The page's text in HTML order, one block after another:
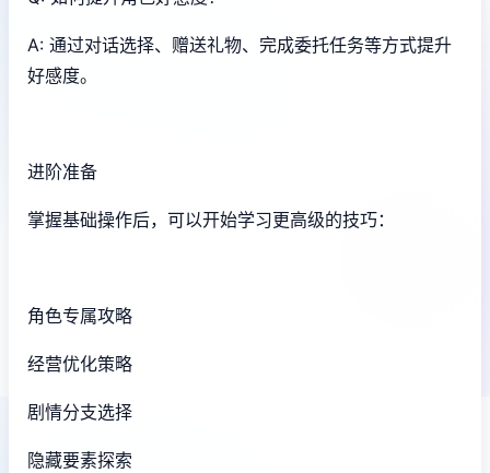
A: 通过对话选择、赠送礼物、完成委托任务等方式提升
好感度。
进阶准备
掌握基础操作后，可以开始学习更高级的技巧：
角色专属攻略
经营优化策略
剧情分支选择
隐藏要素探索